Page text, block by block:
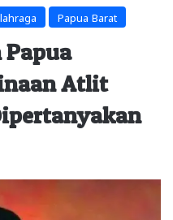
Papua Barat
Atlit